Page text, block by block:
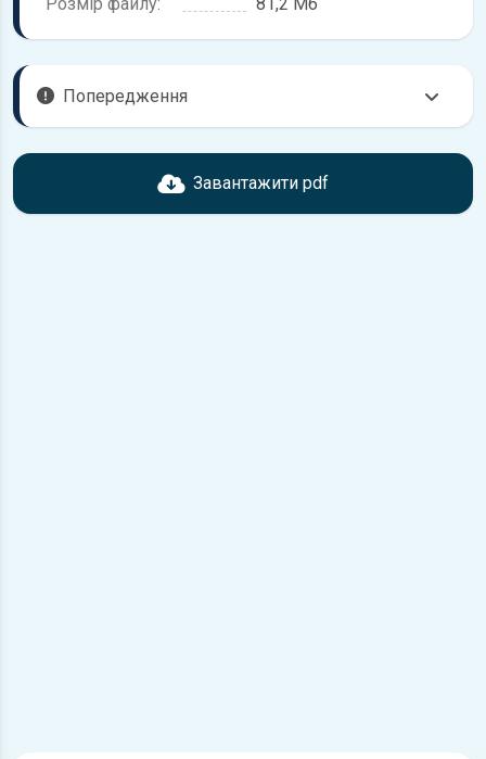
Попередження
Перед завантаженням ознайомтесь з характеристиками
Honda CRX, що надані в книзі. Можливі розбіжності, якщо
Завантажити pdf